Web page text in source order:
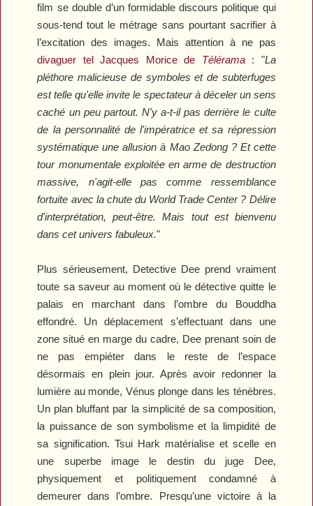
film se double d’un formidable discours politique qui
sous-tend tout le métrage sans pourtant sacrifier à
l’excitation des images. Mais attention à ne pas
divaguer tel Jacques Morice de Télérama: "La
pléthore malicieuse de symboles et de subterfuges
est telle qu'elle invite le spectateur à déceler un sens
caché un peu partout. N'y a-t-il pas derrière le culte
de la personnalité de l'impératrice et sa répression
systématique une allusion à Mao Zedong ? Et cette
tour monumentale exploitée en arme de destruction
massive, n'agit-elle pas comme ressemblance
fortuite avec la chute du World Trade Center ? Délire
d'interprétation, peut-être. Mais tout est bienvenu
dans cet univers fabuleux."
Plus sérieusement, Detective Dee prend vraiment
toute sa saveur au moment où le détective quitte le
palais en marchant dans l’ombre du Bouddha
effondré. Un déplacement s’effectuant dans une
zone situé en marge du cadre, Dee prenant soin de
ne pas empiéter dans le reste de l’espace
désormais en plein jour. Après avoir redonner la
lumière au monde, Vénus plonge dans les ténèbres.
Un plan bluffant par la simplicité de sa composition,
la puissance de son symbolisme et la limpidité de
sa signification. Tsui Hark matérialise et scelle en
une superbe image le destin du juge Dee,
physiquement et politiquement condamné à
demeurer dans l’ombre. Presqu’une victoire à la